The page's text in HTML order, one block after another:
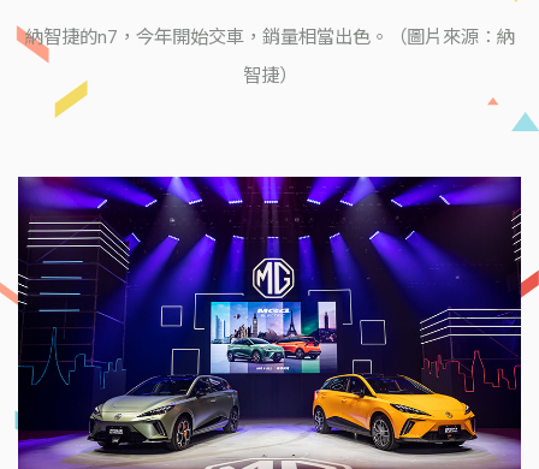
納智捷的n7，今年開始交車，銷量相當出色。（圖片來源：納
智捷）